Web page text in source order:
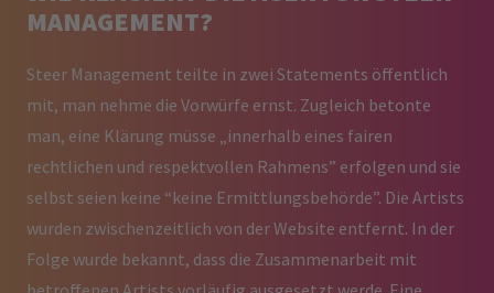
MANAGEMENT?
Steer Management teilte in zwei Statements öffentlich
mit, man nehme die Vorwürfe ernst. Zugleich betonte
man, eine Klärung müsse „innerhalb eines fairen
rechtlichen und respektvollen Rahmens” erfolgen und sie
selbst seien keine “keine Ermittlungsbehörde”. Die Artists
wurden zwischenzeitlich von der Website entfernt. In der
Folge wurde bekannt, dass die Zusammenarbeit mit